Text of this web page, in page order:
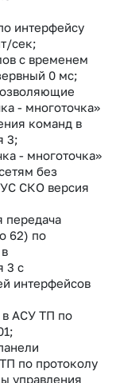
интерфейсу
сек;
с временем
0 мс;
- многоточка»
команд в
3;
- многоточка»
без
СКО версия
передача
62) по
3 с
интерфейсов
в АСУ ТП по
по протоколу
управления